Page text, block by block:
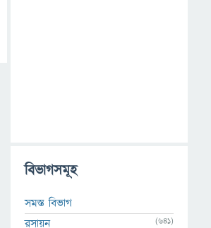
বিভাগসমূহ
সমস্ত বিভাগ
রসায়ন
(641)